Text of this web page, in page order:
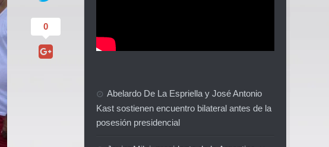
0
Abelardo De La Espriella y José Antonio
Kast sostienen encuentro bilateral antes de la
posesión presidencial